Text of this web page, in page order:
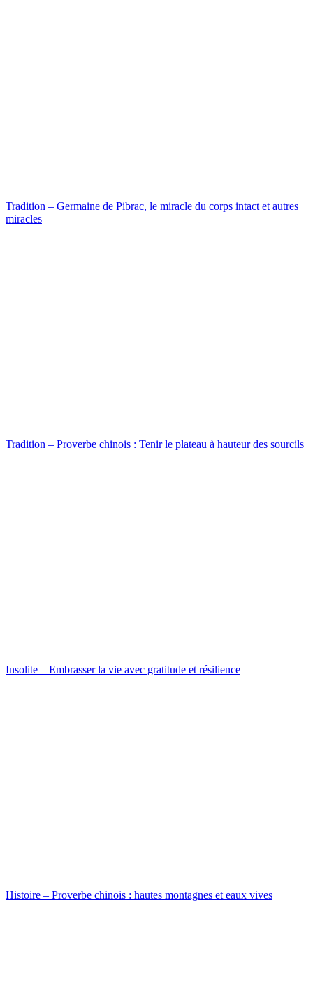
Tradition – Germaine de Pibrac, le miracle du corps intact et autres
miracles
Tradition – Proverbe chinois : Tenir le plateau à hauteur des sourcils
Insolite – Embrasser la vie avec gratitude et résilience
Histoire – Proverbe chinois : hautes montagnes et eaux vives